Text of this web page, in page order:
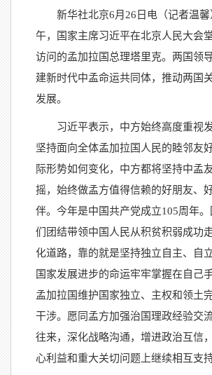
新华社北京6月26日电（记者温
午，国家主席习近平在北京人民大会
访问的孟加拉国总理塔里克。两国领
建新时代中孟命运共同体，推动两国
发展。
习近平表示，中方始终高度重视
坚持面向全体孟加拉国人民的睦邻友
际形势如何变化，中方都将坚持中孟
摇，始终做孟方值得信赖的好朋友、
伴。今年是中国共产党成立105周年
们团结带领中国人民从积贫积弱成功
化道路，靠的就是坚持独立自主、自
国家发展进步的命运牢牢掌握在自己
孟加拉国维护国家独立、主权和领土
干涉。愿同孟方加强治国理政经验交
往来，深化战略沟通，增进政治互信
心利益和重大关切问题上继续相互支持